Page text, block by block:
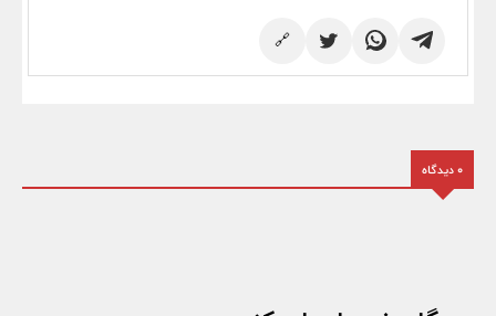
🔗
0 دیدگاه